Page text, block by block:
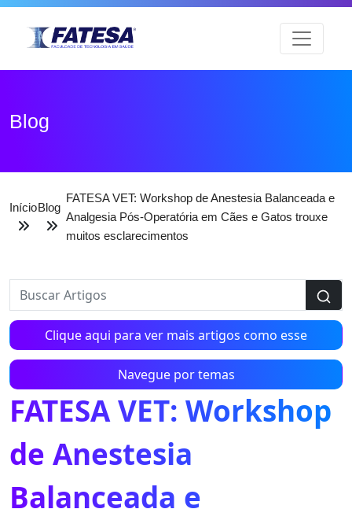
Blog
InícioBlog
FATESA VET: Workshop de Anestesia Balanceada e
Analgesia Pós-Operatória em Cães e Gatos trouxe
muitos esclarecimentos
Clique aqui para ver mais artigos como esse
Navegue por temas
FATESA VET: Workshop
de Anestesia
Balanceada e